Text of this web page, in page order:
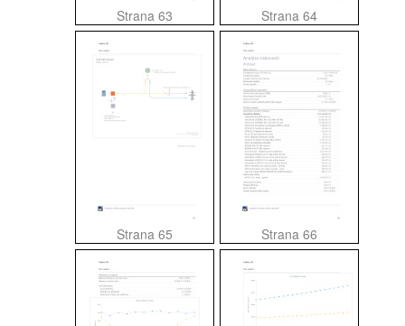
Strana 63 Strana 64
Strana 65 Strana 66